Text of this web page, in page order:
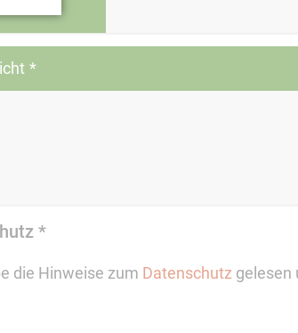
*
*
*
die Hinweise zum Datenschutz gelesen